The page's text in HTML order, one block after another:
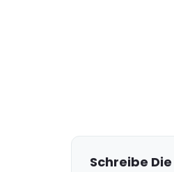
z
Schreibe